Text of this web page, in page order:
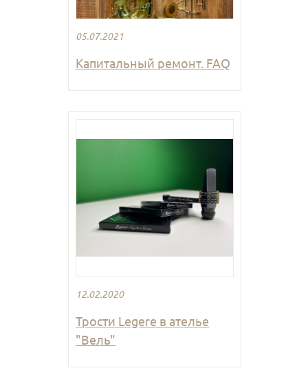
05.07.2021
Капитальный ремонт. FAQ
12.02.2020
Трости Legere в ателье
"Вель"